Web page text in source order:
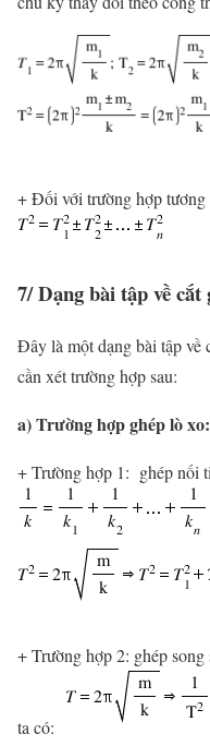
+ Đối với trường hợp tương
7/ Dạng bài tập về cắt
Đây là một dạng bài tập về
cần xét trường hợp sau:
a) Trường hợp ghép lò xo:
+ Trường hợp 1: ghép nối
+ Trường hợp 2: ghép song
ta có: